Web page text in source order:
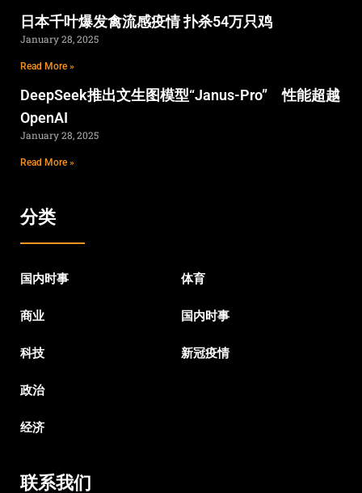
日本千叶爆发禽流感疫情 扑杀54万只鸡
January 28, 2025
Read More »
DeepSeek推出文生图模型“Janus-Pro” 性能超越
OpenAI
January 28, 2025
Read More »
分类
国内时事
商业
科技
政治
经济
体育
国内时事
新冠疫情
联系我们